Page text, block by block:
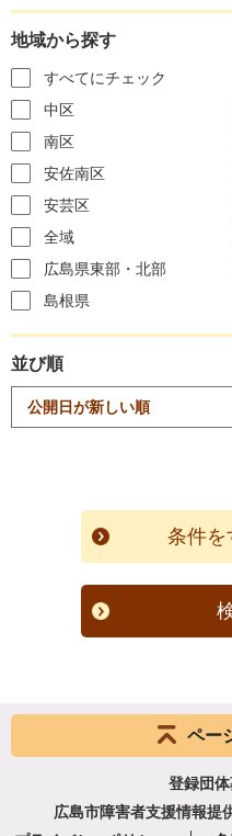
地域から探す
すべてにチェック
中区
南区
安佐南区
安芸区
全域
広島県東部・北部
島根県
並び順
ペー
登録団
広島市障害者支援情報提